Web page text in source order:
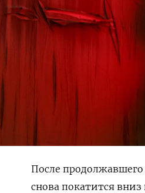
После продолжавшего
снова покатится